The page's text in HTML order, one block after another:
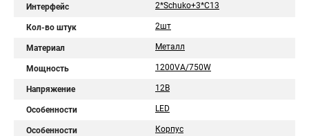
Интерфейс 2*Schuko+3*C13
Кол-во штук 2шт
Материал Металл
Мощность 1200VA/750W
Напряжение 12В
Особенности LED
Особенности Корпус